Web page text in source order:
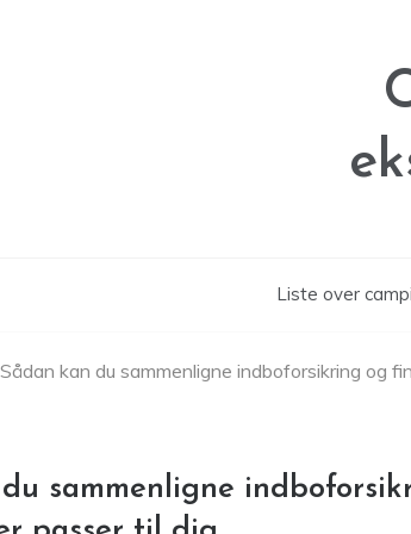
Liste over
Sådan kan du sammenligne indboforsikring og
sammenligne